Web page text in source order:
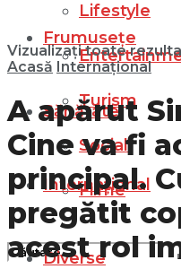
Lifestyle
Turism
Social
Filme
Frumusețe
Sănătate
Internațional
Diverse
Vizualizați toate
Acasă Internațional
A apărut
Cine va fi
principal.
pregătit
acest rol